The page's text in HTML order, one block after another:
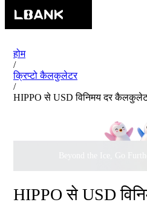
होम
/
क्रिप्टो कैलकुलेटर
/
HIPPO से USD विनिमय दर
Beyond the Ice, Go
HIPPO से USD